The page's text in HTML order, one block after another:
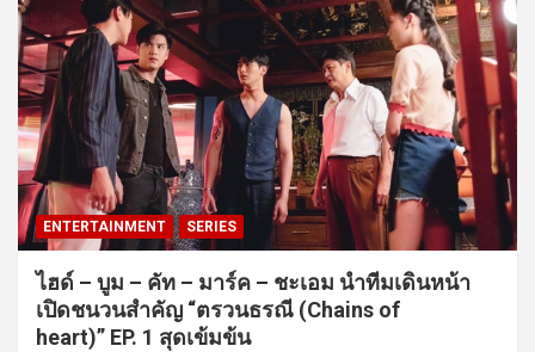
ENTERTAINMENT SERIES
ไฮด์ – บูม – คัท – มาร์ค – ชะเอม นำทีมเดินหน้า
เปิดชนวนสำคัญ “ตรวนธรณี (Chains of
heart)” EP. 1 สุดเข้มข้น